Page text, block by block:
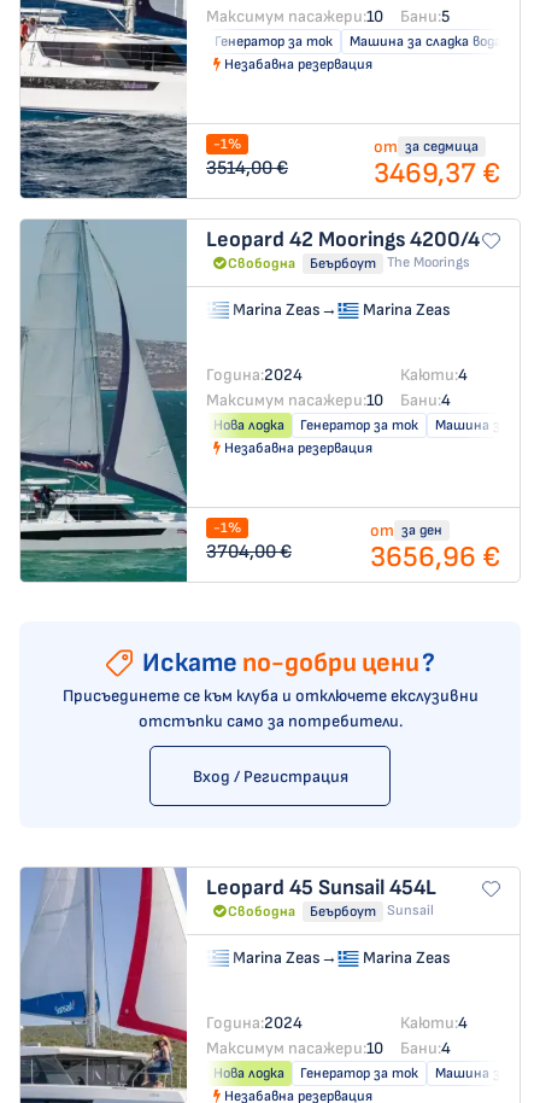
Максимум пасажери:10 Бани:5
Генератор за ток Машина за сладка вода
Незабавна резервация
-1%
3514,00 €
от за седмица
3469,37 €
Leopard 42 Moorings 4200/4
Свободна Беърбоут The Moorings
Marina Zeas→ Marina Zeas
Година:2024 Каюти:4
Максимум пасажери:10 Бани:4
Нова лодка Генератор за ток
Машина за
Незабавна резервация
-1%
3704,00 €
от за ден
3656,96 €
Искате по-добри цени?
Присъединете се към клуба и отключете екслузивни
отстъпки само за потребители.
Вход / Регистрация
Leopard 45 Sunsail 454L
Свободна Беърбоут Sunsail
Marina Zeas→ Marina Zeas
Година:2024 Каюти:4
Максимум пасажери:10 Бани:4
Нова лодка Генератор за ток
Машина за
Незабавна резервация